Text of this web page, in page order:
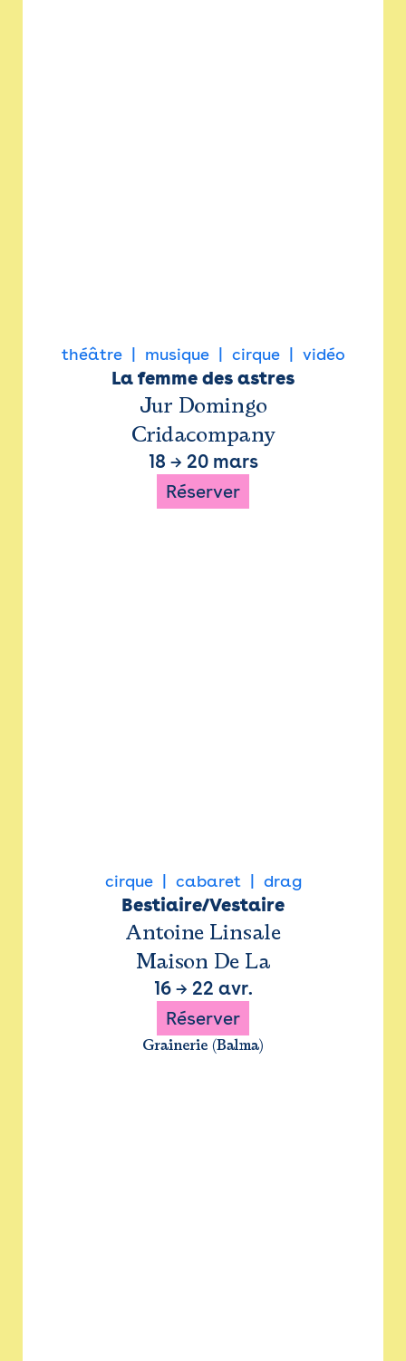
théâtre musique cirque vidéo
La femme des astres
Jur Domingo
Cridacompany
18 → 20 mars
Réserver
cirque cabaret drag
Bestiaire/Vestaire
Antoine Linsale
Maison De La
16→ 22 avr.
Réserver
Grainerie (Balma)